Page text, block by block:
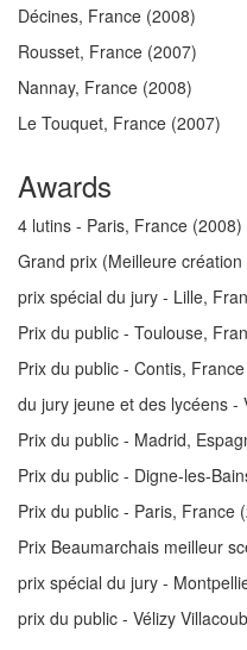
Décines, France (2008)
Rousset, France (2007)
Nannay, France (2008)
Le Touquet, France (2007)
Awards
4 lutins - Paris, France (2008)
Grand prix (Meilleure
prix spécial du jury - Lille,
Prix du public - Toulouse,
Prix du public - Contis, France
du jury jeune et des lycéens -
Prix du public - Madrid,
Prix du public - Digne-les-
Prix du public - Paris, France
Prix Beaumarchais meilleur
prix spécial du jury -
prix du public - Vélizy